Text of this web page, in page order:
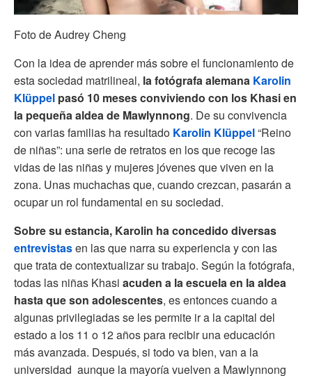
Foto de Audrey Cheng
Con la idea de aprender más sobre el funcionamiento de
esta sociedad matrilineal, la fotógrafa alemana Karolin
Klüppel pasó 10 meses conviviendo con los Khasi en
la pequeña aldea de Mawlynnong. De su convivencia
con varias familias ha resultado Karolin Klüppel“Reino
de niñas”: una serie de retratos en los que recoge las
vidas de las niñas y mujeres jóvenes que viven en la
zona. Unas muchachas que, cuando crezcan, pasarán a
ocupar un rol fundamental en su sociedad.
Sobre su estancia, Karolin ha concedido diversas
entrevistasen las que narra su experiencia y con las
que trata de contextualizar su trabajo. Según la fotógrafa,
todas las niñas Khasi acuden a la escuela en la aldea
hasta que son adolescentes, es entonces cuando a
algunas privilegiadas se les permite ir a la capital del
estado a los 11 o 12 años para recibir una educación
más avanzada. Después, si todo va bien, van a la
universidad aunque la mayoría vuelven a Mawlynnong